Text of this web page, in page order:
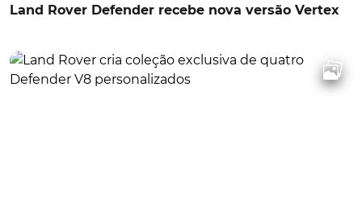
Land Rover Defender recebe nova versão Vertex